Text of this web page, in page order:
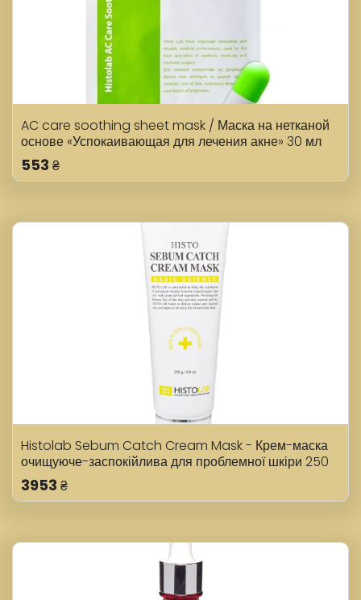
AC care soothing sheet mask / Маска на нетканой
основе «Успокаивающая для лечения акне» 30 мл
553 ₴
Histolab Sebum Catch Cream Mask - Крем-маска
очищуюче-заспокійлива для проблемної шкіри 250
ml
3953 ₴